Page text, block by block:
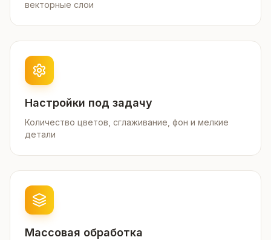
векторные слои
Настройки под задачу
Количество цветов, сглаживание, фон и мелкие
детали
Массовая обработка